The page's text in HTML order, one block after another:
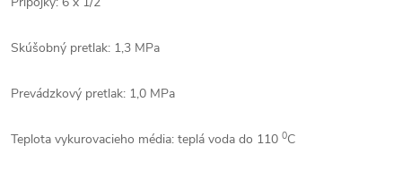
Skúšobný pretlak: 1,3 MPa
Prevádzkový pretlak: 1,0 MPa
Teplota vykurovacieho média: teplá voda do 110 0C